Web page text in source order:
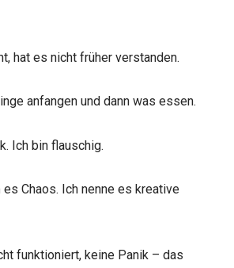
hat es nicht früher verstanden.
anfangen und dann was essen.
Ich bin flauschig.
es Chaos. Ich nenne es kreative
funktioniert, keine Panik – das